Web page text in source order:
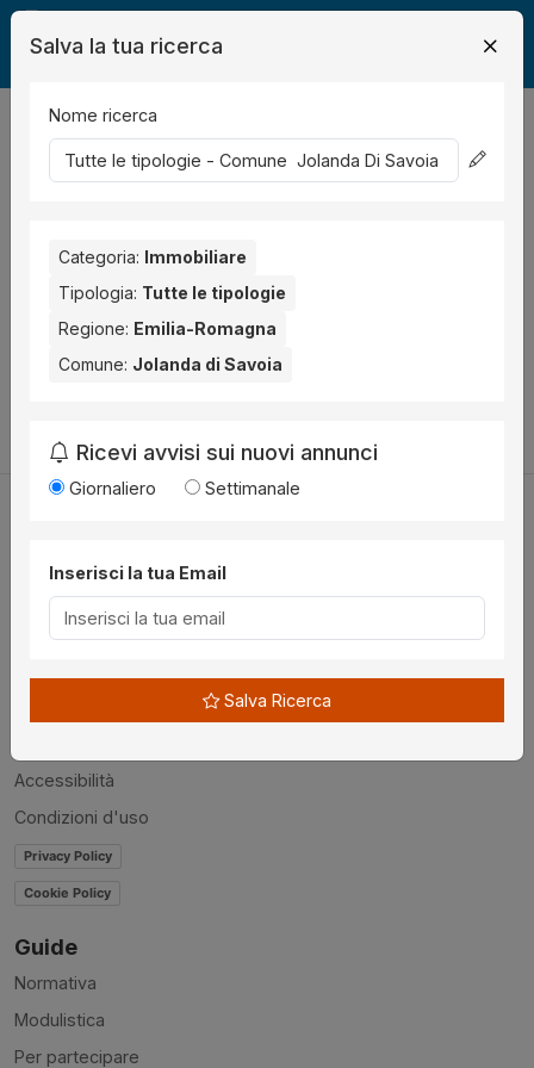
Legalmente Immobili
risultati Ordina per
Savoia.
Prova anche con altri comuni vicini:
Ostellato (1)
Utilità
Chi siamo
Accessibilità
Condizioni d'uso
Privacy Policy
Cookie Policy
Guide
Normativa
Modulistica
Per partecipare
Salva la tua ricerca
Nome ricerca
Categoria: Immobiliare
Tipologia: Tutte le tipologie
Regione: Emilia-Romagna
Comune: Jolanda di Savoia
Ricevi avvisi sui nuovi annunci
Giornaliero Settimanale
Inserisci la tua Email
Salva Ricerca